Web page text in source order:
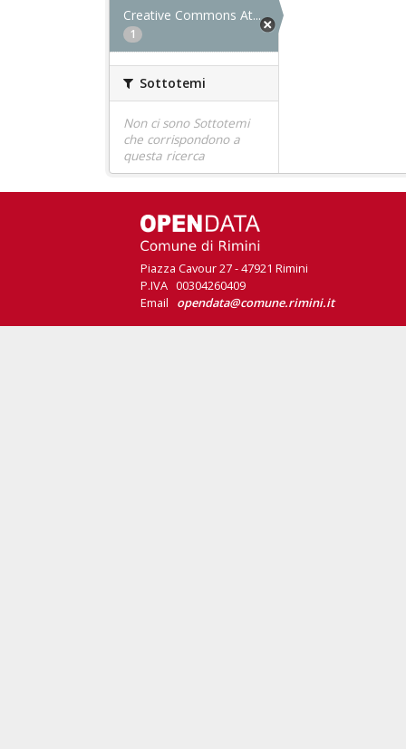
Creative Commons At...
1
Sottotemi
Non ci sono Sottotemi
che corrispondono a
questa ricerca
Piazza Cavour 27 - 47921 Rimini
P.IVA 00304260409
Email opendata@comune.rimini.it